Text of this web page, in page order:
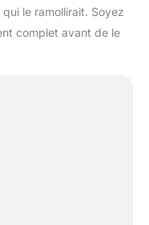
qui le ramollirait. Soyez
complet avant de le